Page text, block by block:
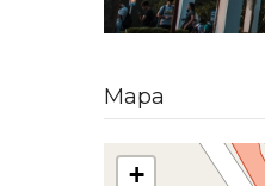
Mapa
+